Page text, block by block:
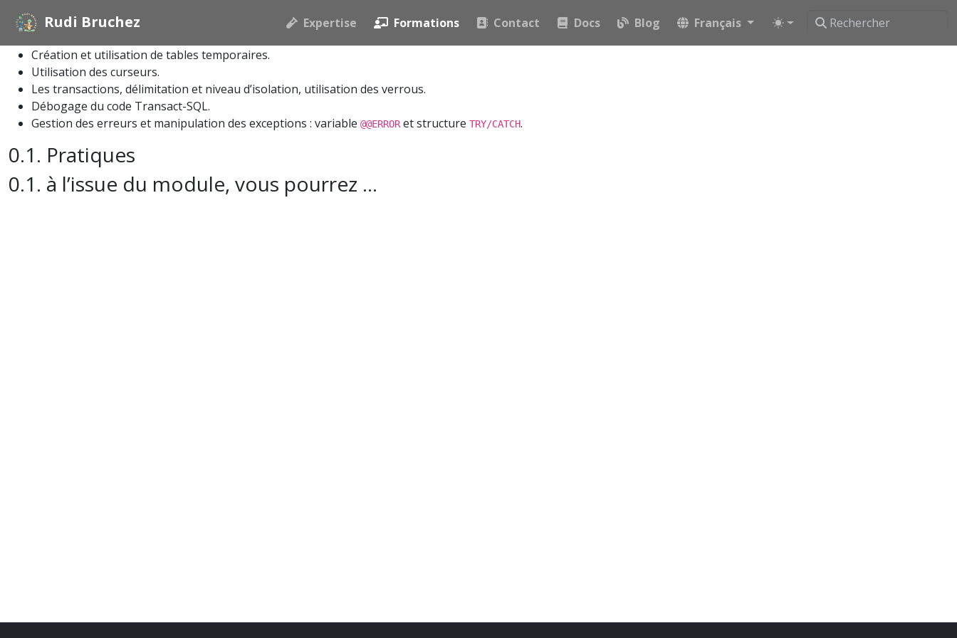
Rudi Bruchez Expertise Formations Contact Docs Blog Français
objectifs
Création et utilisation de tables temporaires.
Utilisation des curseurs.
Les transactions, délimitation et niveau d’isolation, utilisation des verrous.
Débogage du code Transact-SQL.
Gestion des erreurs et manipulation des exceptions : variable @@ERRORet structure TRY/CATCH.
Pratiques
à l’issue du module, vous pourrez …